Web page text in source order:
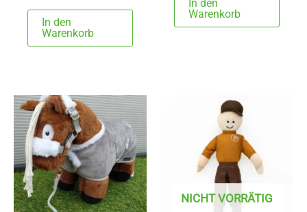
In den
Warenkorb
In den
Warenkorb
NICHT VORRÄTIG